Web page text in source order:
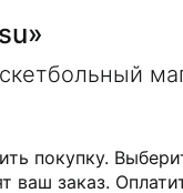
покупку.
ваш заказ.